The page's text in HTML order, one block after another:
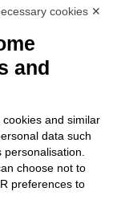
cookies ✕
and
and similar
data such
choose not to
preferences to